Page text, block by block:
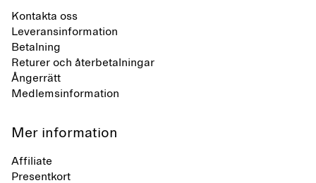
Kontakta oss
Leveransinformation
Betalning
Returer och återbetalningar
Ångerrätt
Medlemsinformation
Mer information
Affiliate
Presentkort